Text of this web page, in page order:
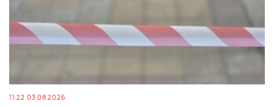
11:22 03.08.2026